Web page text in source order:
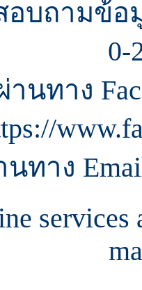
บถามข้อ
0-
านทาง
ทาง